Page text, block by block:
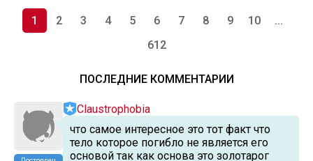
1 2 3 4 5 6 7 8 9 10
...
612
ПОСЛЕДНИЕ КОММЕНТАРИИ
Claustrophobia
что самое интересное это тот факт что
тело которое погибло не является его
основой так как основа это золотарог